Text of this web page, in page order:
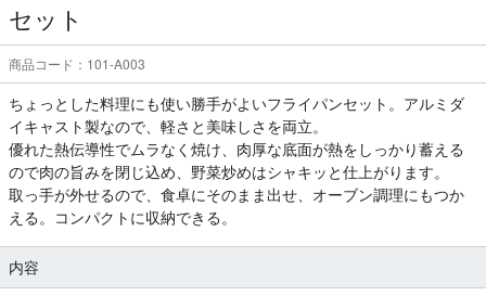
セット
商品コード：101-A003
ちょっとした料理にも使い勝手がよいフライパンセット。アルミダ
イキャスト製なので、軽さと美味しさを両立。
優れた熱伝導性でムラなく焼け、肉厚な底面が熱をしっかり蓄える
ので肉の旨みを閉じ込め、野菜炒めはシャキッと仕上がります。
取っ手が外せるので、食卓にそのまま出せ、オーブン調理にもつか
える。コンパクトに収納できる。
内容